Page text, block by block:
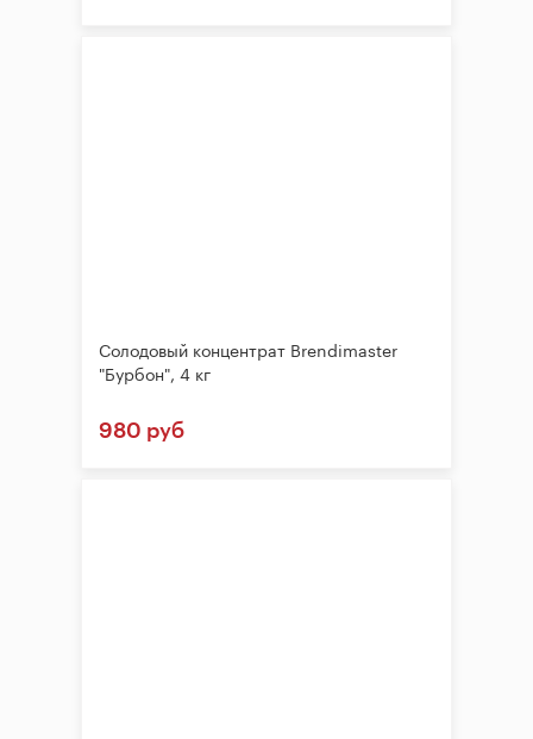
Солодовый концентрат Brendimaster
"Бурбон", 4 кг
980 руб